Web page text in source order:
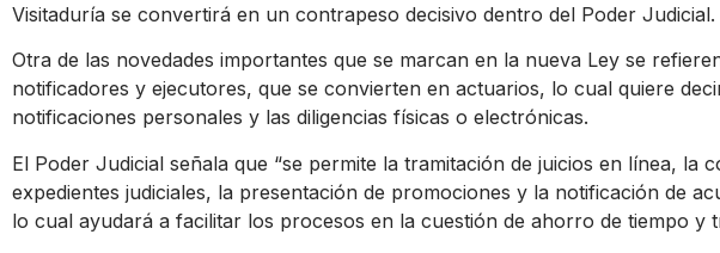
Visitaduría se convertirá en un contrapeso decisivo dentro del Poder Judicial.
Otra de las novedades importantes que se marcan en la nueva Ley se
notificadores y ejecutores, que se convierten en actuarios, lo cual quiere
notificaciones personales y las diligencias físicas o electrónicas.
El Poder Judicial señala que “se permite la tramitación de juicios en línea, la
expedientes judiciales, la presentación de promociones y la notificación de
lo cual ayudará a facilitar los procesos en la cuestión de ahorro de tiempo y